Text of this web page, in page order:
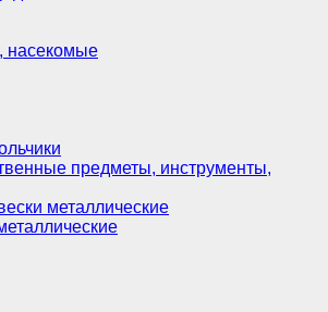
насекомые
предметы, инструменты,
металлические